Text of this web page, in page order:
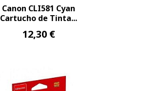
Canon CLI581 Cyan
Cartucho de Tinta...
12,30 €